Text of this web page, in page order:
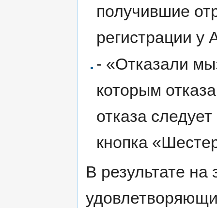
получившие
регистрации у
- «Отказали
которым
отказа
кнопка
В результате